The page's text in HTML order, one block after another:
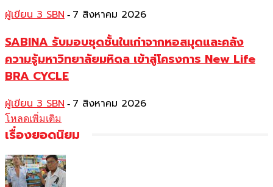
ผู้เขียน 3 SBN - 7 สิงหาคม 2026
SABINA รับมอบชุดชั้นในเก่าจากหอสมุดและคลัง
ความรู้มหาวิทยาลัยมหิดล เข้าสู่โครงการ New Life
BRA CYCLE
ผู้เขียน 3 SBN - 7 สิงหาคม 2026
โหลดเพิ่มเติม
เรื่องยอดนิยม